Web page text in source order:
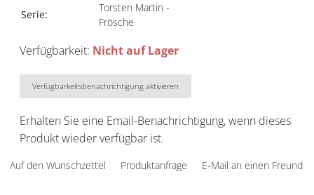
Serie:
Torsten Martin -
Frösche
Verfügbarkeit: Nicht auf Lager
Verfügbarkeitsbenachrichtigung aktivieren
Erhalten Sie eine Email-Benachrichtigung, wenn dieses
Produkt wieder verfügbar ist.
Auf den Wunschzettel Produktanfrage E-Mail an einen Freund